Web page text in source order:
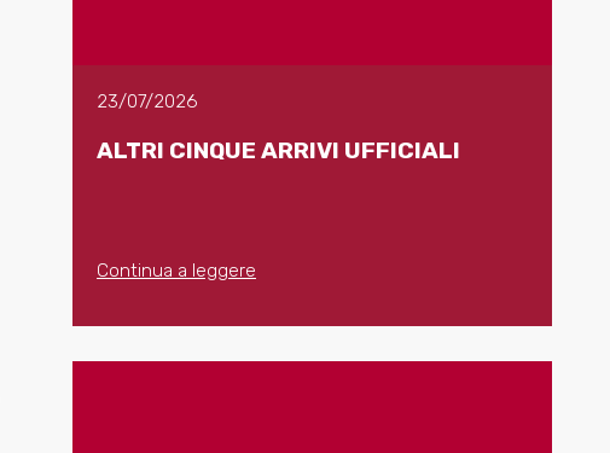
23/07/2026
ALTRI CINQUE ARRIVI UFFICIALI
Continua a leggere